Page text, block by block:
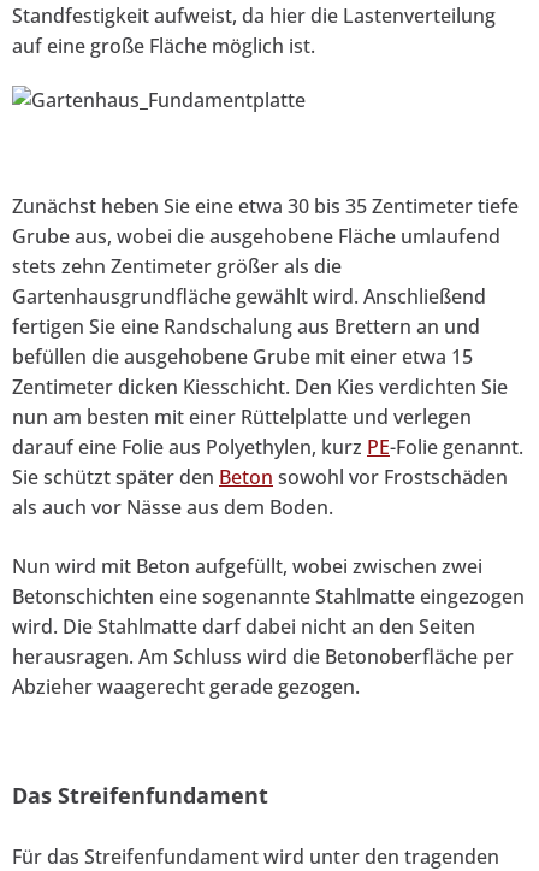
Standfestigkeit aufweist, da hier die Lastenverteilung
auf eine große Fläche möglich ist.
Zunächst heben Sie eine etwa 30 bis 35 Zentimeter tiefe
Grube aus, wobei die ausgehobene Fläche umlaufend
stets zehn Zentimeter größer als die
Gartenhausgrundfläche gewählt wird. Anschließend
fertigen Sie eine Randschalung aus Brettern an und
befüllen die ausgehobene Grube mit einer etwa 15
Zentimeter dicken Kiesschicht. Den Kies verdichten Sie
nun am besten mit einer Rüttelplatte und verlegen
darauf eine Folie aus Polyethylen, kurz PE-Folie genannt.
Sie schützt später den Beton sowohl vor Frostschäden
als auch vor Nässe aus dem Boden.
Nun wird mit Beton aufgefüllt, wobei zwischen zwei
Betonschichten eine sogenannte Stahlmatte eingezogen
wird. Die Stahlmatte darf dabei nicht an den Seiten
herausragen. Am Schluss wird die Betonoberfläche per
Abzieher waagerecht gerade gezogen.
Das Streifenfundament
Für das Streifenfundament wird unter den tragenden